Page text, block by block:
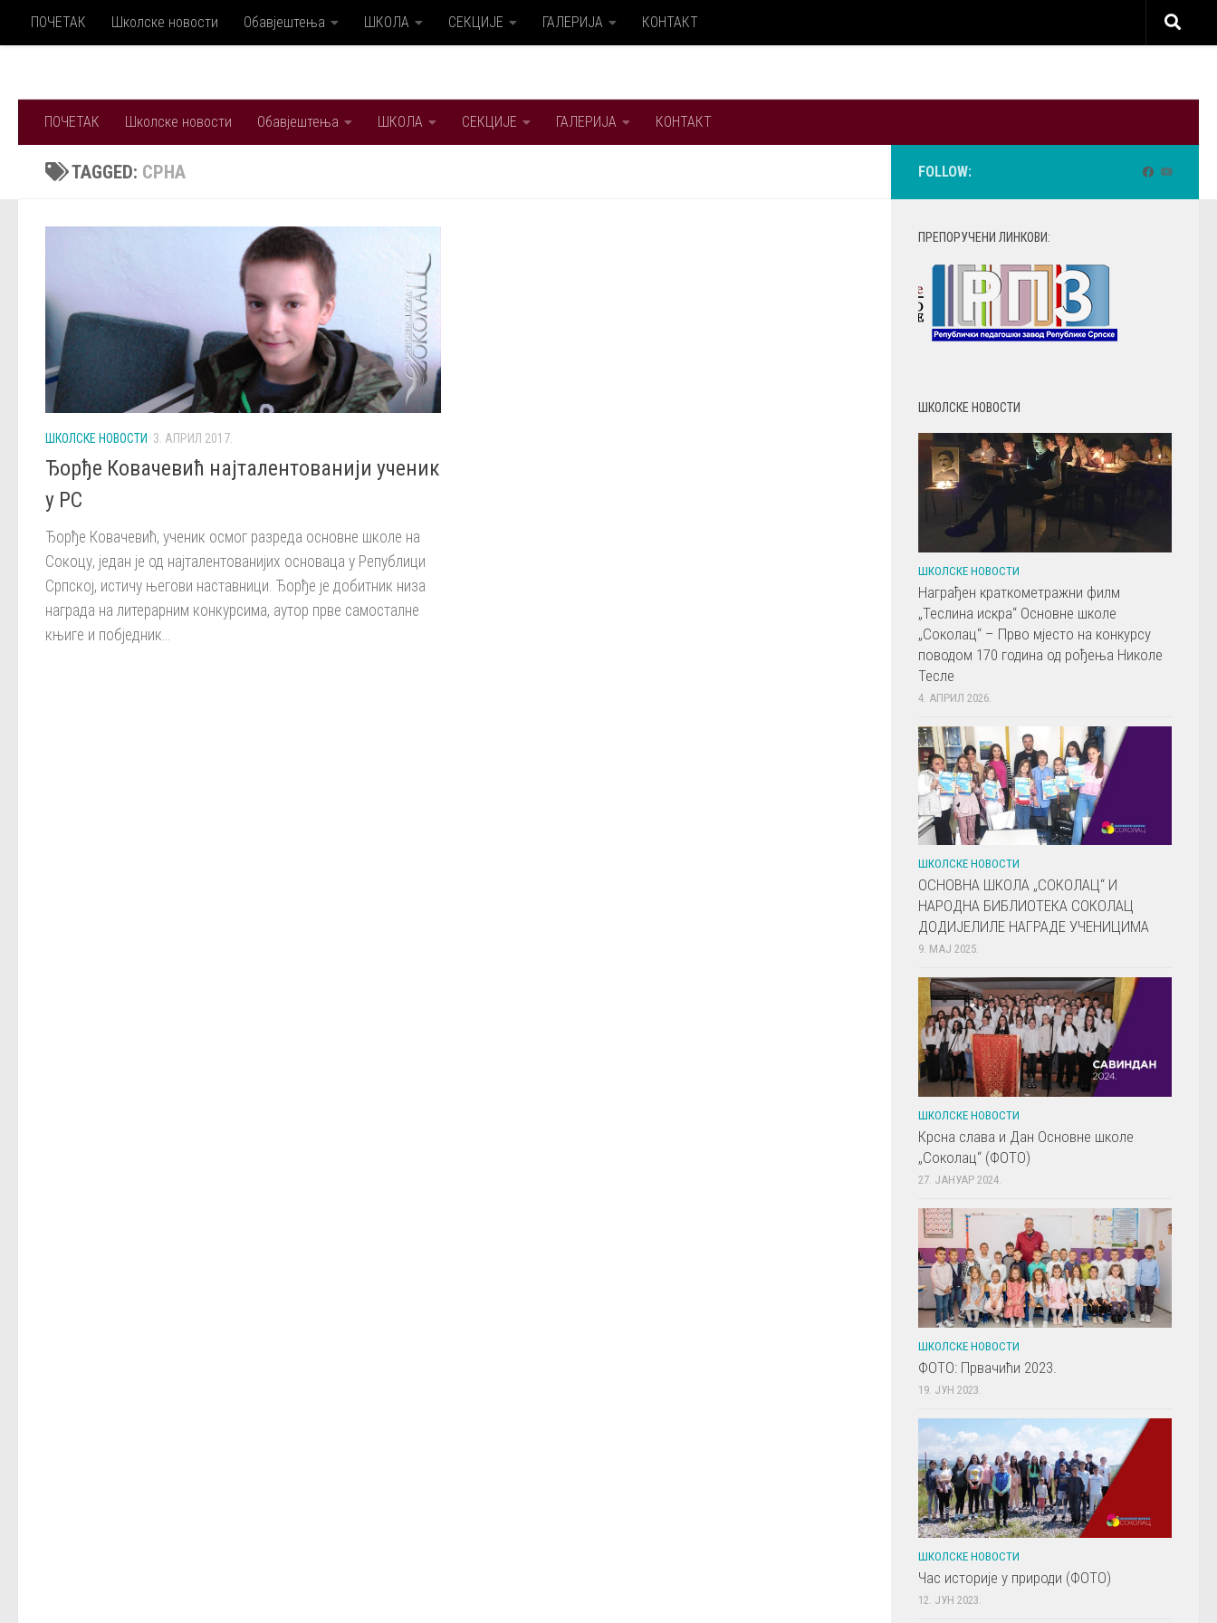
Skip to content
ПОЧЕТАК Школске новости Обавјештења ШКОЛА СЕКЦИЈЕ ГАЛЕРИЈА КОНТАКТ
ПОЧЕТАК Школске новости Обавјештења ШКОЛА СЕКЦИЈЕ ГАЛЕРИЈА КОНТАКТ
TAGGED: СРНА
ШКОЛСКЕ НОВОСТИ 3. АПРИЛ 2017.
Ђорђе Ковачевић најталентованији ученик
у РС
Ђорђе Ковачевић, ученик осмог разреда основне школе на
Сокоцу, један је од најталентованијих основаца у Републици
Српској, истичу његови наставници. Ђорђе је добитник низа
награда на литерарним конкурсима, аутор прве самосталне
књиге и побједник...
FOLLOW:
ПРЕПОРУЧЕНИ ЛИНКОВИ:
ШКОЛСКЕ НОВОСТИ
ШКОЛСКЕ НОВОСТИ
Награђен краткометражни филм
„Теслина искра“ Основне школе
„Соколац“ – Прво мјесто на конкурсу
поводом 170 година од рођења Николе
Тесле
4. АПРИЛ 2026.
ШКОЛСКЕ НОВОСТИ
ОСНОВНА ШКОЛА „СОКОЛАЦ“ И
НАРОДНА БИБЛИОТЕКА СОКОЛАЦ
ДОДИЈЕЛИЛЕ НАГРАДЕ УЧЕНИЦИМА
9. МАЈ 2025.
ШКОЛСКЕ НОВОСТИ
Крсна слава и Дан Основне школе
„Соколац“ (ФОТО)
27. ЈАНУАР 2024.
ШКОЛСКЕ НОВОСТИ
ФОТО: Првачићи 2023.
19. ЈУН 2023.
ШКОЛСКЕ НОВОСТИ
Час историје у природи (ФОТО)
12. ЈУН 2023.